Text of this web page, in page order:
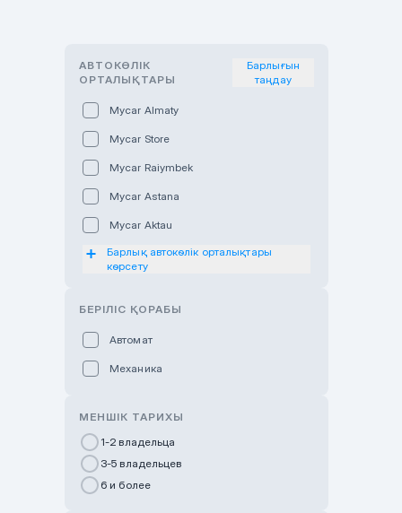
АВТОКӨЛІК
ОРТАЛЫҚТАРЫ
Барлығын
таңдау
Mycar Almaty
Mycar Store
Mycar Raiymbek
Mycar Astana
Mycar Aktau
Mycar Uralsk
Haval & Tank Pavlodar
Bavaria Almaty
Mycar Shymkent
Changan Auto Nurly Zhol
Барлық автокөлік орталықтары
көрсету
БЕРІЛІС ҚОРАБЫ
Автомат
Механика
МЕНШІК ТАРИХЫ
1-2 владельца
3-5 владельцев
6 и более